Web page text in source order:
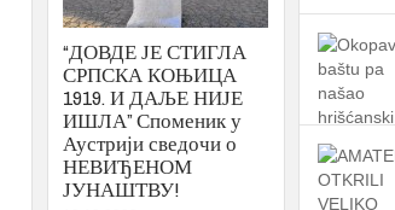
“ДОВДЕ ЈЕ СТИГЛА
СРПСКА КОЊИЦА
1919. И ДАЉЕ НИЈЕ
ИШЛА” Споменик у
Аустрији сведочи о
НЕВИЂЕНОМ
ЈУНАШТВУ!